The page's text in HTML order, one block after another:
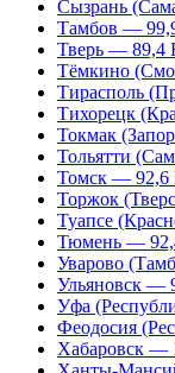
Сызрань
Тамбов —
Тверь — 89,4
Тёмкино
Тирасполь
Тихорецк
Токмак
Тольятти
Томск — 92,6
Торжок
Туапсе
Тюмень —
Уварово
Ульяновск —
Уфа
Феодосия
Хабаровск —